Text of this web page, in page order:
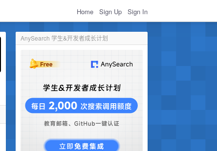
Home Sign Up Sign In
AnySearch 学生&开发者成长计划